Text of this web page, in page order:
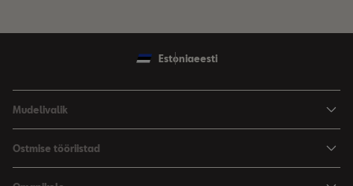
Estoniaeesti
Mudelivalik
Leon
Ostmise tööriistad